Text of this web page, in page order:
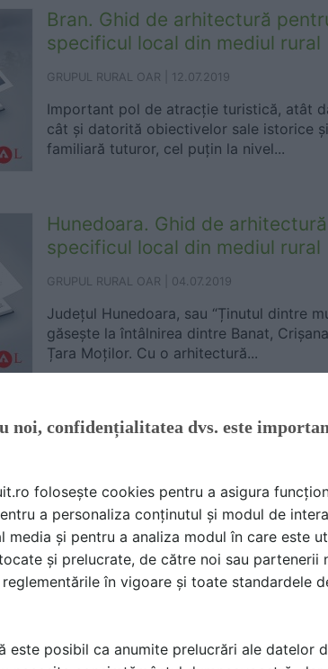
Bran. Ghid de arhitectură
specificul local din mediul rural
GRUPUL RURAL OAR | 12.07.2019
Important pol de atracție turistică, atât
cât și datorită obiectivelor sale istorice
familiară tuturor, cel puțin la nivel...
Hunedoara. Ghid de
specificul local din mediul rural
GRUPUL RURAL OAR | 04.07.2019
Județul Hunedoara, sau “Ținutul dintre
găsește la întâlnirea dintre Banat,
Țara Moților. Cu o arhitectură...
Caraș-Severin. Ghid de
GRUPUL RURAL OAR |20.06.2019
Cu un potențial turistic însemnat, dar,
județul Caraș-Severin este caracterizat
dominat de simbioza așezărilor umane cu
specificul local din mediul rural
noi, confidențialitatea dvs. este
folosește cookies pentru a asigura
a personaliza conținutul și modul de
și pentru a analiza modul în care este
și prelucrate, de către noi sau partenerii
în vigoare și toate standardele
este posibil ca anumite prelucrări ale datelor